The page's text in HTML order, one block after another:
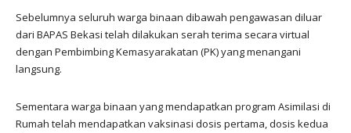
Sebelumnya seluruh warga binaan dibawah pengawasan diluar
dari BAPAS Bekasi telah dilakukan serah terima secara virtual
dengan Pembimbing Kemasyarakatan (PK) yang menangani
langsung.
Sementara warga binaan yang mendapatkan program Asimilasi di
Rumah telah mendapatkan vaksinasi dosis pertama, dosis kedua